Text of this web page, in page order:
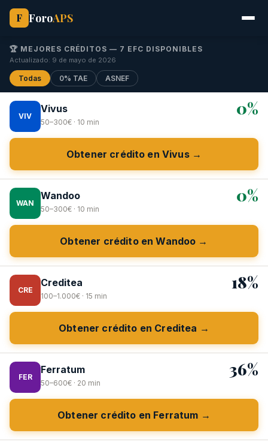
F ForoAPS
🏆 MEJORES CRÉDITOS — 7 EFC DISPONIBLES
Actualizado: 9 de mayo de 2026
Todas 0% TAE ASNEF
VIV
Vivus
50–300€ · 10 min
0%
Obtener crédito en Vivus →
WAN
Wandoo
50–300€ · 10 min
0%
Obtener crédito en Wandoo →
CRE
Creditea
100–1.000€ · 15 min
18%
Obtener crédito en Creditea →
FER
Ferratum
50–600€ · 20 min
36%
Obtener crédito en Ferratum →